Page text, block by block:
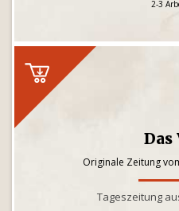
2-3
Das
Originale Zeitung
Tageszeitung